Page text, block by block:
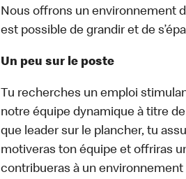
Nous offrons un environnement
est possible de grandir et de
Un peu sur le poste
Tu recherches un emploi
notre équipe dynamique à titre
que leader sur le plancher, tu
motiveras ton équipe et offriras
contribueras à un